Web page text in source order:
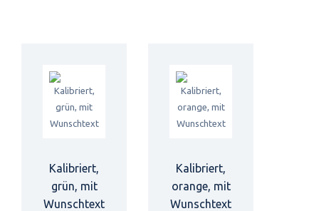
Kalibriert,
grün, mit
Wunschtext
Kalibriert,
orange, mit
Wunschtext